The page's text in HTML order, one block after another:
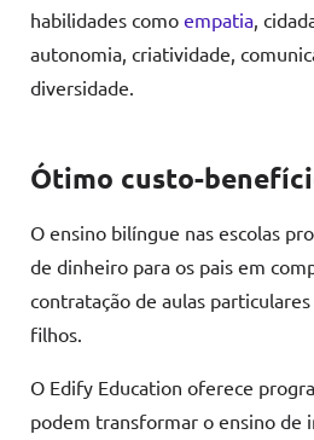
habilidades como empatia ,
autonomia, criatividade,
diversidade.
Ótimo custo-
O ensino bilíngue nas escolas
de dinheiro para os pais em
contratação de aulas
filhos.
O Edify Education oferece
podem transformar o ensino de